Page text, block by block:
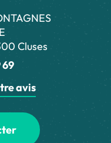
Cluses
avis